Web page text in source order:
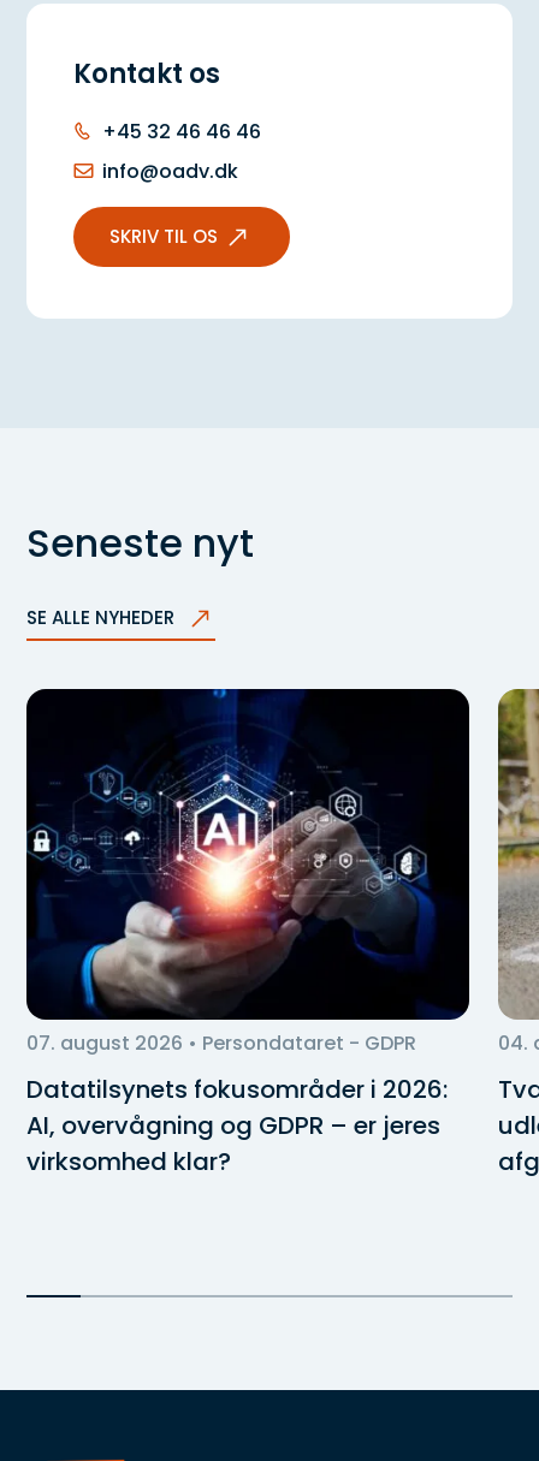
på hæld
Kontakt os
+45 32 46 46 46
info@oadv.dk
SKRIV TIL OS
Seneste nyt
SE ALLE NYHEDER
07. august 2026 • Persondataret - GDPR
Datatilsynets fokusområder i 2026:
AI, overvågning og GDPR – er jeres
virksomhed klar?
04.